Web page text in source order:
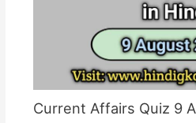
Current Affairs Quiz 9